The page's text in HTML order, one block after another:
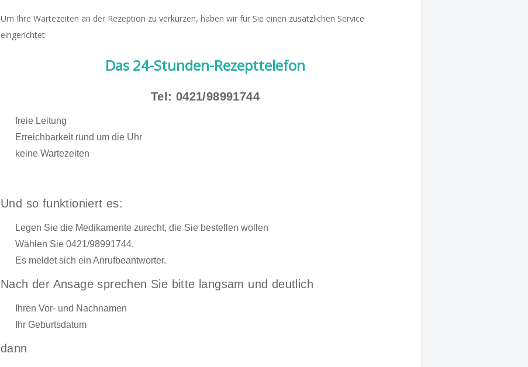
Um Ihre Wartezeiten an der Rezeption zu verkürzen, haben wir für Sie einen zusätzlichen Service
eingerichtet:
Das 24-Stunden-Rezepttelefon
Tel: 0421/98991744
freie Leitung
Erreichbarkeit rund um die Uhr
keine Wartezeiten
Und so funktioniert es:
Legen Sie die Medikamente zurecht, die Sie bestellen wollen
Wählen Sie 0421/98991744.
Es meldet sich ein Anrufbeantworter.
Nach der Ansage sprechen Sie bitte langsam und deutlich
Ihren Vor- und Nachnamen
Ihr Geburtsdatum
dann